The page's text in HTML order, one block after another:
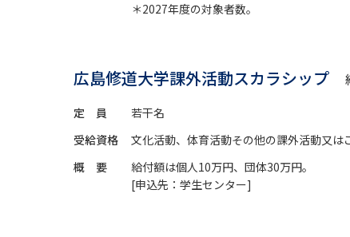
＊2027年度の対象者数。
広島修道大学課外活動スカラシップ
定 員
若干名
受給資格
文化活動、体育活動その他の課外活動又
概 要
給付額は個人10万円、団体30万円。
[申込先：学生センター]